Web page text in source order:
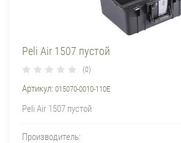
Peli Air 1507 пустой
(0)
Артикул: 015070-0010-110E
Peli Air 1507 пустой
Производитель: